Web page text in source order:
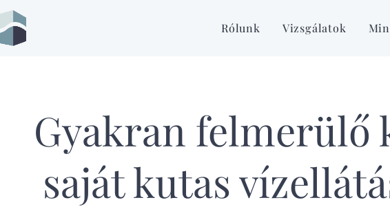
Rólunk Vizsgálatok
Gyakran felmerülő
saját kutas